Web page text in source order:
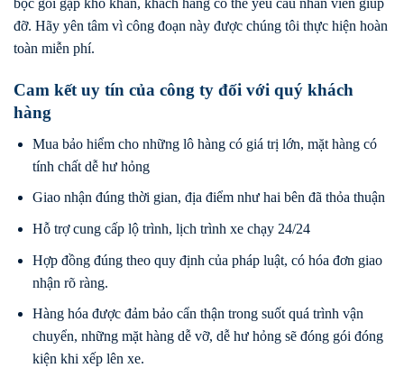
bọc gói gặp khó khăn, khách hàng có thể yêu cầu nhân viên giúp
đỡ. Hãy yên tâm vì công đoạn này được chúng tôi thực hiện hoàn
toàn miễn phí.
Cam kết uy tín của công ty đối với quý khách
hàng
Mua bảo hiểm cho những lô hàng có giá trị lớn, mặt hàng có
tính chất dễ hư hỏng
Giao nhận đúng thời gian, địa điểm như hai bên đã thỏa thuận
Hỗ trợ cung cấp lộ trình, lịch trình xe chạy 24/24
Hợp đồng đúng theo quy định của pháp luật, có hóa đơn giao
nhận rõ ràng.
Hàng hóa được đảm bảo cẩn thận trong suốt quá trình vận
chuyển, những mặt hàng dễ vỡ, dễ hư hỏng sẽ đóng gói đóng
kiện khi xếp lên xe.